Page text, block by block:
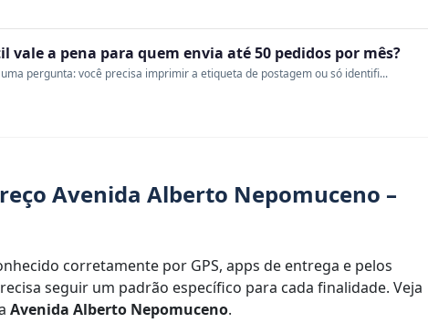
a pena para quem envia até 50 pedidos por mês?
pergunta: você precisa imprimir a etiqueta de postagem ou só identifi...
Avenida Alberto Nepomuceno –
corretamente por GPS, apps de entrega e pelos
seguir um padrão específico para cada finalidade. Veja
Avenida Alberto Nepomuceno.